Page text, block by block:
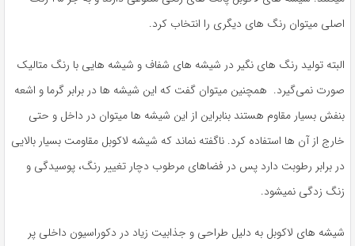
اصلی میتوان رنگ های دیگری را انتخاب کرد.
البته تولید رنگ های نگیر در شیشه های شفاف و شیشه هایی با رنگ متالیک
صورت نمی‌گیرد. همچنین میتوان گفت که این شیشه ها در برابر گرما و اشعه
بنفش بسیار مقاوم هستند بنابراین از این شیشه ها میتوان در داخل و حتی
خارج از آن ها استفاده کرد. ناگفته نماند که شیشه لاکوبل مقاومت بسیار بالایی
در برابر رطوبت دارد پس در فضاهای مرطوب دچار تغییر رنگ، پوسیدگی و
زنگ زدگی نمیشود.
شیشه های لاکوبل به دلیل طراحی و جذابیت زیاد در دکوراسیون داخلی پر